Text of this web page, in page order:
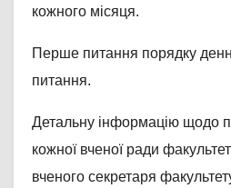
кожного місяця.
Перше питання порядку
питання.
Детальну інформацію щодо
кожної вченої ради
вченого секретаря